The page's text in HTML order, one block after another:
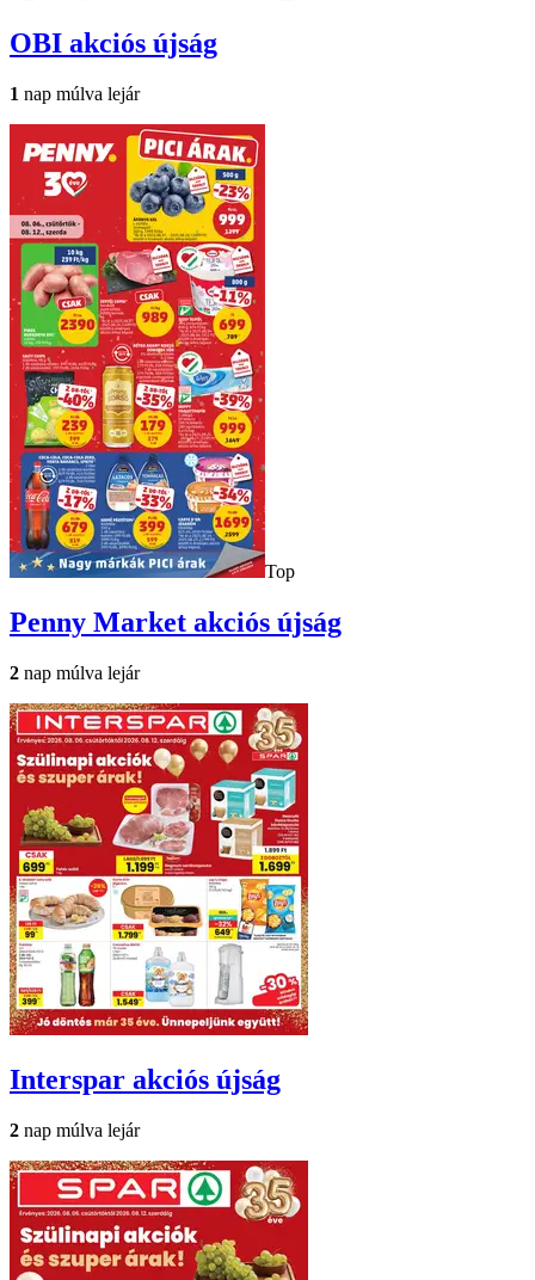
OBI akciós újság
1 nap múlva lejár
Top
Penny Market akciós újság
2 nap múlva lejár
Interspar akciós újság
2 nap múlva lejár